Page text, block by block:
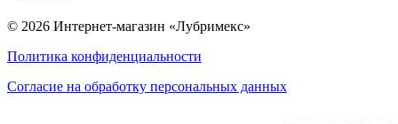
© 2026 Интернет-магазин «Лубримекс»
Политика конфиденциальности
Согласие на обработку персональных данных